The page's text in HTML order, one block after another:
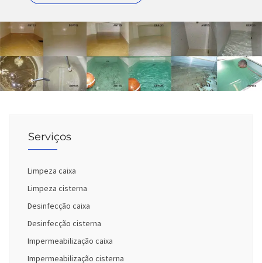
Serviços
Limpeza caixa
Limpeza cisterna
Desinfecção caixa
Desinfecção cisterna
Impermeabilização caixa
Impermeabilização cisterna